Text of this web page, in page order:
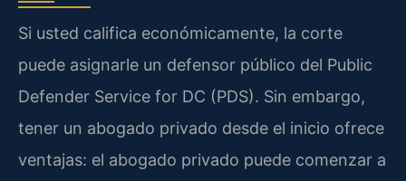
Si usted califica económicamente, la corte
puede asignarle un defensor público del Public
Defender Service for DC (PDS). Sin embargo,
tener un abogado privado desde el inicio ofrece
ventajas: el abogado privado puede comenzar a